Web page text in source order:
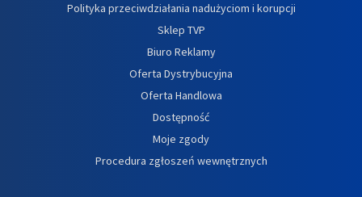
Polityka przeciwdziałania nadużyciom i korupcji
Sklep TVP
Biuro Reklamy
Oferta Dystrybucyjna
Oferta Handlowa
Dostępność
Moje zgody
Procedura zgłoszeń wewnętrznych